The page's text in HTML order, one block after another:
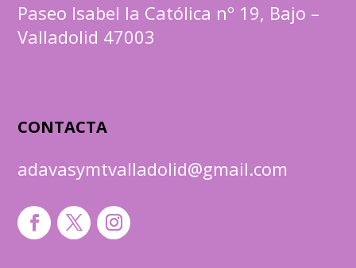
Paseo Isabel la Católica nº 19, Bajo –
Valladolid 47003
CONTACTA
adavasymtvalladolid@gmail.com